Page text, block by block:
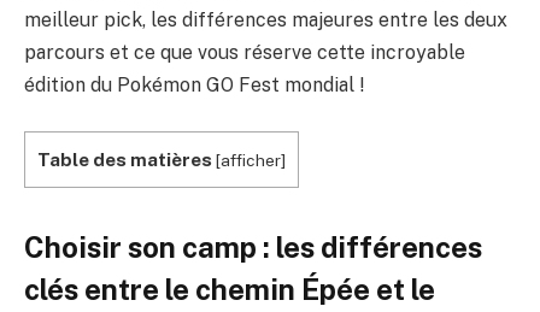
meilleur pick, les différences majeures entre les deux
parcours et ce que vous réserve cette incroyable
édition du Pokémon GO Fest mondial !
Table des matières [afficher]
Choisir son camp : les différences
clés entre le chemin Épée et le